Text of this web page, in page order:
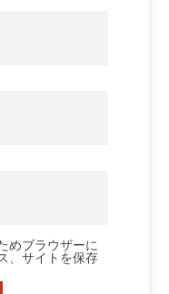
めブラウザーに
、サイトを保存